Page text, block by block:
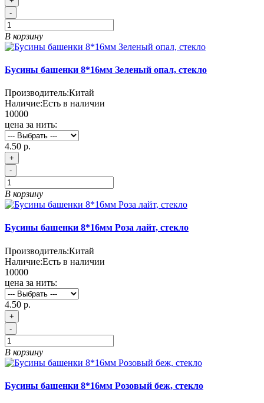
-
В корзину
Бусины башенки 8*16мм Зеленый опал, стекло
Производитель:Китай
Наличие:Есть в наличии
10000
цена за нить:
4.50 р.
+
-
В корзину
Бусины башенки 8*16мм Роза лайт, стекло
Производитель:Китай
Наличие:Есть в наличии
10000
цена за нить:
4.50 р.
+
-
В корзину
Бусины башенки 8*16мм Розовый беж, стекло